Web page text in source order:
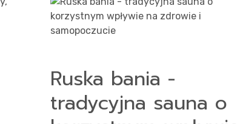
Ruska bania -
tradycyjna sauna o